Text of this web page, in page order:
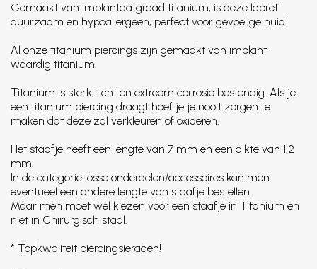
Gemaakt van implantaatgraad titanium, is deze labret
duurzaam en hypoallergeen, perfect voor gevoelige huid.
Al onze titanium piercings zijn gemaakt van implant
waardig titanium.
Titanium is sterk, licht en extreem corrosie bestendig. Als je
een titanium piercing draagt hoef je je nooit zorgen te
maken dat deze zal verkleuren of oxideren.
Het staafje heeft een lengte van 7 mm en een dikte van 1.2
mm.
In de categorie losse onderdelen/accessoires kan men
eventueel een andere lengte van staafje bestellen.
Maar men moet wel kiezen voor een staafje in Titanium en
niet in Chirurgisch staal.
* Topkwaliteit piercingsieraden!